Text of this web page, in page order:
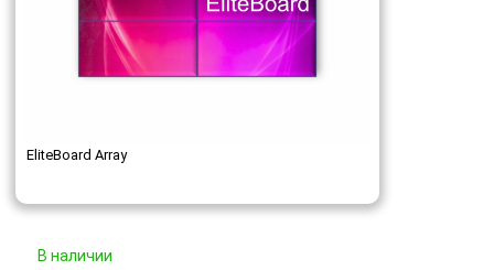
EliteBoard Array
В наличии